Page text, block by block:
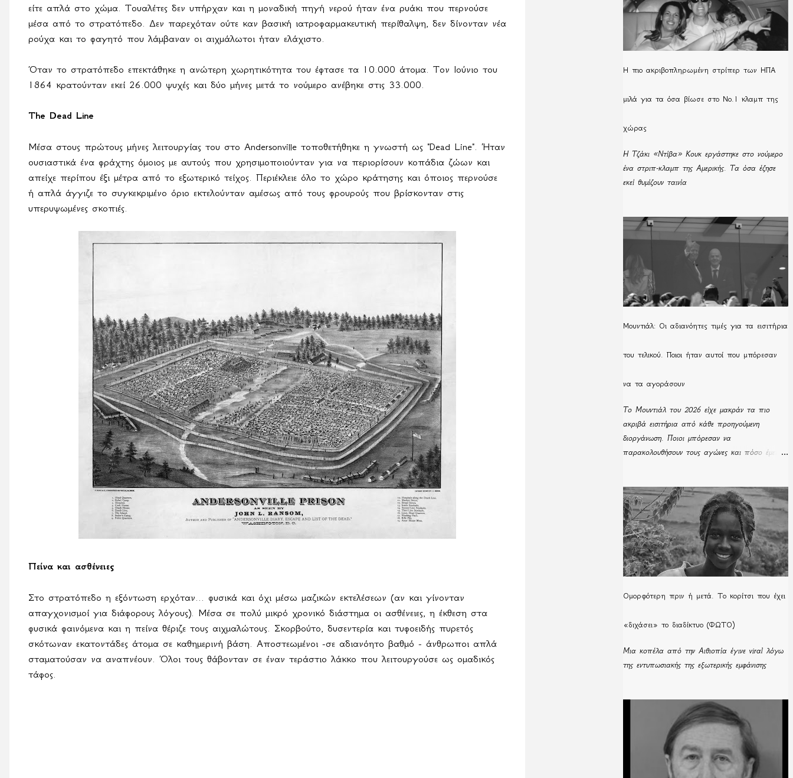
είτε απλά στο χώμα. Τουαλέτες δεν υπήρχαν και η μοναδική πηγή νερού ήταν ένα ρυάκι που περνούσε
μέσα από το στρατόπεδο. Δεν παρεχόταν ούτε καν βασική ιατροφαρμακευτική περίθαλψη, δεν δίνονταν νέα
ρούχα και το φαγητό που λάμβαναν οι αιχμάλωτοι ήταν ελάχιστο.
Όταν το στρατόπεδο επεκτάθηκε η ανώτερη χωρητικότητα του έφτασε τα 10.000 άτομα. Τον Ιούνιο του
1864 κρατούνταν εκεί 26.000 ψυχές και δύο μήνες μετά το νούμερο ανέβηκε στις 33.000.
The Dead Line
Μέσα στους πρώτους μήνες λειτουργίας του στο Andersonville τοποθετήθηκε η γνωστή ως "Dead Line". Ήταν
ουσιαστικά ένα φράχτης όμοιος με αυτούς που χρησιμοποιούνταν για να περιορίσουν κοπάδια ζώων και
απείχε περίπου έξι μέτρα από το εξωτερικό τείχος. Περιέκλειε όλο το χώρο κράτησης και όποιος περνούσε
ή απλά άγγιζε το συγκεκριμένο όριο εκτελούνταν αμέσως από τους φρουρούς που βρίσκονταν στις
υπερυψωμένες σκοπιές.
Πείνα και ασθένειες
Στο στρατόπεδο η εξόντωση ερχόταν... φυσικά και όχι μέσω μαζικών εκτελέσεων (αν και γίνονταν
απαγχονισμοί για διάφορους λόγους). Μέσα σε πολύ μικρό χρονικό διάστημα οι ασθένειες, η έκθεση στα
φυσικά φαινόμενα και η πείνα θέριζε τους αιχμαλώτους. Σκορβούτο, δυσεντερία και τυφοειδής πυρετός
σκότωναν εκατοντάδες άτομα σε καθημερινή βάση. Αποστεωμένοι -σε αδιανόητο βαθμό - άνθρωποι απλά
σταματούσαν να αναπνέουν. Όλοι τους θάβονταν σε έναν τεράστιο λάκκο που λειτουργούσε ως ομαδικός
τάφος.
H πιο ακριβοπληρωμένη στρίπερ των ΗΠΑ
μιλά για τα όσα βίωσε στο Νο.1 κλαμπ της
χώρας
Η Τζάκι «Ντίβα» Κουκ εργάστηκε στο νούμερο
ένα στριπ-κλαμπ της Αμερικής. Τα όσα έζησε
εκεί θυμίζουν ταινία
Μουντιάλ: Οι αδιανόητες τιμές για τα εισιτήρια
του τελικού. Ποιοι ήταν αυτοί που μπόρεσαν
να τα αγοράσουν
Το Μουντιάλ του 2026 είχε μακράν τα πιο
ακριβά εισιτήρια από κάθε προηγούμενη
διοργάνωση. Ποιοι μπόρεσαν να
παρακολουθήσουν τους αγώνες και πόσο έμειναν
Ομορφότερη πριν ή μετά. Το κορίτσι που έχει
«διχάσει» το διαδίκτυο (ΦΩΤΟ)
Μια κοπέλα από την Αιθιοπία έγινε viral λόγω
της εντυπωσιακής της εξωτερικής εμφάνισης